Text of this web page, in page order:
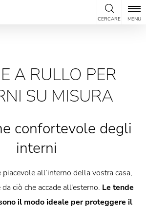
CERCARE MENU
A RULLO PER
SU MISURA
confortevole degli
interni
all’interno della vostra casa,
ciò che accade all'esterno. Le tende
il modo ideale per proteggere il